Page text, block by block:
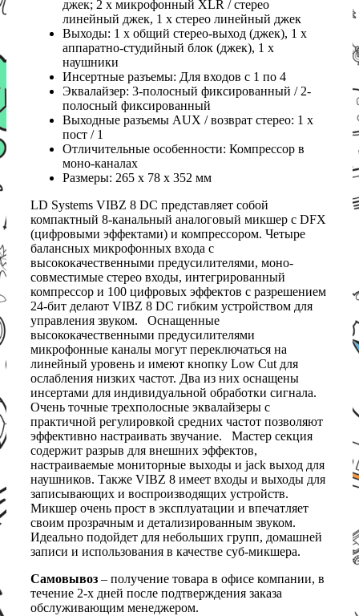
джек; 2 x микрофонный XLR / стерео
линейный джек, 1 х стерео линейный джек
Выходы: 1 х общий стерео-выход (джек), 1 х
аппаратно-студийный блок (джек), 1 х
наушники
Инсертные разъемы: Для входов с 1 по 4
Эквалайзер: 3-полосный фиксированный / 2-
полосный фиксированный
Выходные разъемы AUX / возврат стерео: 1 x
пост / 1
Отличительные особенности: Компрессор в
моно-каналах
Размеры: 265 x 78 x 352 мм
LD Systems VIBZ 8 DC представляет собой
компактный 8-канальный аналоговый микшер с DFX
(цифровыми эффектами) и компрессором. Четыре
балансных микрофонных входа с
высококачественными предусилителями, моно-
совместимые стерео входы, интегрированный
компрессор и 100 цифровых эффектов с разрешением
24-бит делают VIBZ 8 DC гибким устройством для
управления звуком. Оснащенные
высококачественными предусилителями
микрофонные каналы могут переключаться на
линейный уровень и имеют кнопку Low Cut для
ослабления низких частот. Два из них оснащены
инсертами для индивидуальной обработки сигнала.
Очень точные трехполосные эквалайзеры с
практичной регулировкой средних частот позволяют
эффективно настраивать звучание. Мастер секция
содержит разрыв для внешних эффектов,
настраиваемые мониторные выходы и jack выход для
наушников. Также VIBZ 8 имеет входы и выходы для
записывающих и воспроизводящих устройств.
Микшер очень прост в эксплуатации и впечатляет
своим прозрачным и детализированным звуком.
Идеально подойдет для небольших групп, домашней
записи и использования в качестве суб-микшера.
Самовывоз – получение товара в офисе компании, в
течение 2-х дней после подтверждения заказа
обслуживающим менеджером.